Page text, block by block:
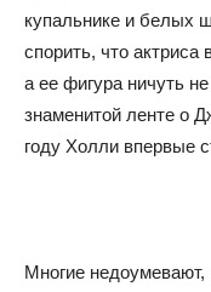
купальнике и белых
спорить, что актриса
а ее фигура ничуть
знаменитой ленте о
году Холли впервые
Многие недоумевают,